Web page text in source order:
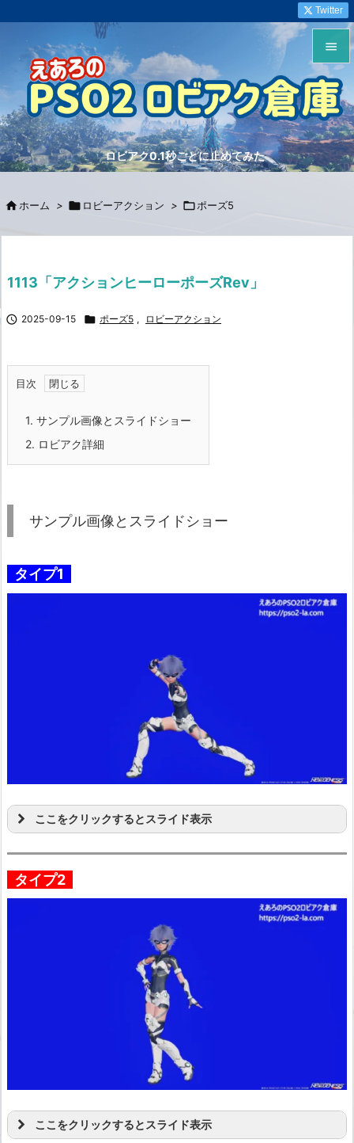
ロビアク0.1秒ごとに止めてみた


メニュ

サイド


Twitter
 ホーム >  ロビーアクション > ポーズ5
1113「アクションヒーローポーズRev」
 2025-09-15  ポーズ5 , ロビーアクション
目次
1. サンプル画像とスライドショー
2. ロビアク詳細
サンプル画像とスライドショー
タイプ1
ここをクリックするとスライド表示
タイプ2
ここをクリックするとスライド表示